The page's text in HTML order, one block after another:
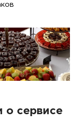
о сервисе